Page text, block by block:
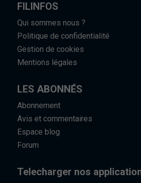
FILINFOS
Qui sommes nous ?
Politique de confidentialité
Gestion de cookies
Mentions légales
LES ABONNÉS
Abonnement
Avis et commentaires
Espace blog
Forum
Telecharger nos